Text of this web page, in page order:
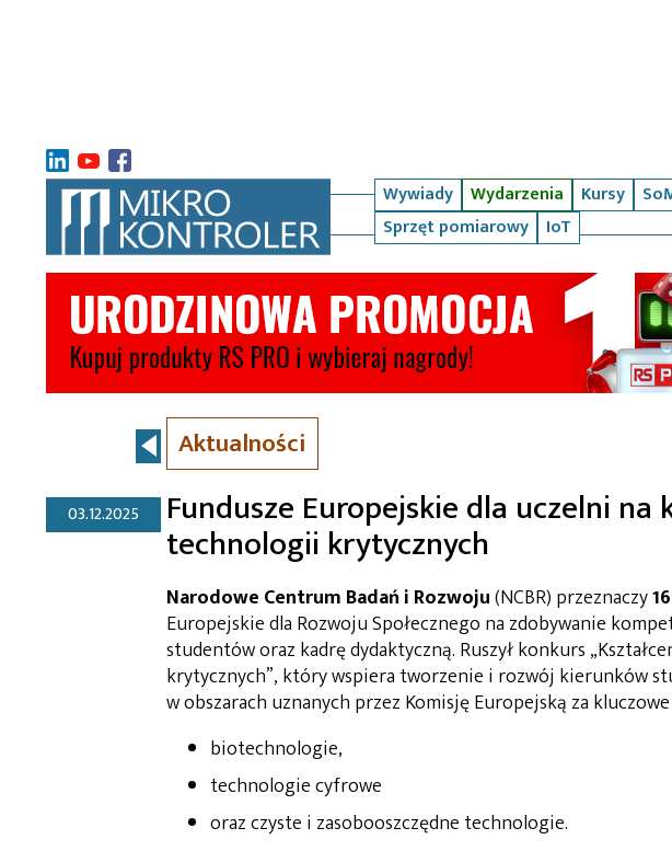
Wywiady Wydarzenia Kursy
Sprzęt pomiarowy
IoT
Aktualności
03.12.2025 Fundusze Europejskie dla uczelni na
technologii krytycznych
Narodowe Centrum Badań i Rozwoju(NCBR) przeznaczy
Europejskie dla Rozwoju Społecznego na zdobywanie
studentów oraz kadrę dydaktyczną. Ruszył konkurs
krytycznych”, który wspiera tworzenie i rozwój kierunków
w obszarach uznanych przez Komisję Europejską za
biotechnologie,
technologie cyfrowe
oraz czyste i zasobooszczędne technologie.